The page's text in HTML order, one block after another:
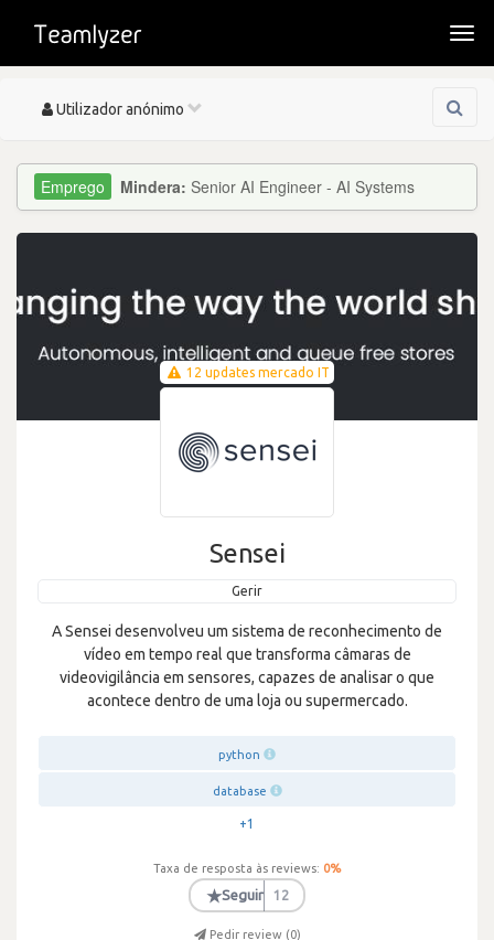
Toggle
Utilizador anónimo
Mindera: Senior AI Engineer - AI Systems
12 updates mercado IT
Sensei
Gerir
A Sensei desenvolveu um sistema de reconhecimento de
vídeo em tempo real que transforma câmaras de
videovigilância em sensores, capazes de analisar o que
acontece dentro de uma loja ou supermercado.
python
database
+1
Taxa de resposta às reviews: 0%
★Seguir 12
Pedir review (0)